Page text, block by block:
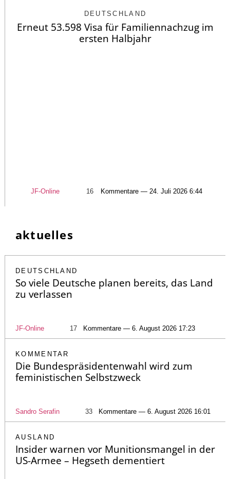
DEUTSCHLAND
Erneut 53.598 Visa für Familiennachzug im
ersten Halbjahr
JF-Online 16 Kommentare — 24. Juli 2026 6:44
aktuelles
DEUTSCHLAND
So viele Deutsche planen bereits, das Land
zu verlassen
JF-Online 17 Kommentare — 6. August 2026 17:23
KOMMENTAR
Die Bundespräsidentenwahl wird zum
feministischen Selbstzweck
Sandro Serafin 33 Kommentare — 6. August 2026 16:01
AUSLAND
Insider warnen vor Munitionsmangel in der
US-Armee – Hegseth dementiert